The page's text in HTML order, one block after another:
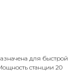
для быстрой
станции 20